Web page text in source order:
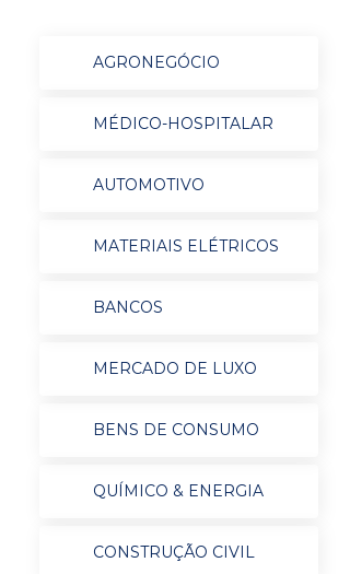
AGRONEGÓCIO
MÉDICO-HOSPITALAR
AUTOMOTIVO
MATERIAIS ELÉTRICOS
BANCOS
MERCADO DE LUXO
BENS DE CONSUMO
QUÍMICO & ENERGIA
CONSTRUÇÃO CIVIL